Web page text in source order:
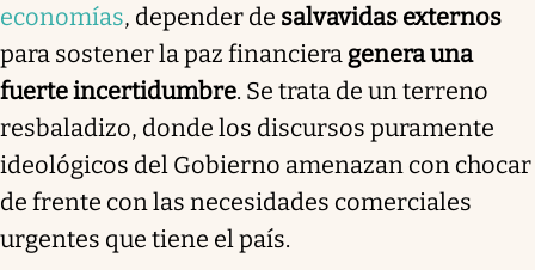
economías, depender de salvavidas externos
para sostener la paz financiera genera una
fuerte incertidumbre. Se trata de un terreno
resbaladizo, donde los discursos puramente
ideológicos del Gobierno amenazan con chocar
de frente con las necesidades comerciales
urgentes que tiene el país.